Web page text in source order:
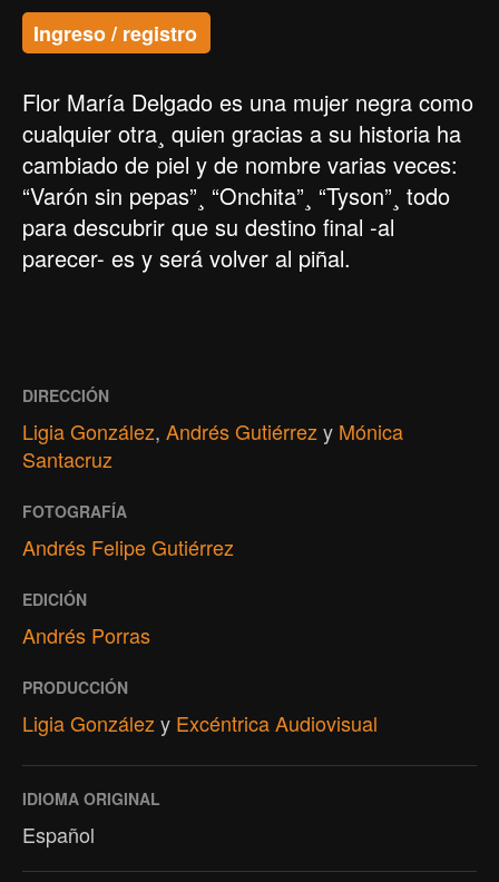
Ingreso / registro
Flor María Delgado es una mujer negra como
cualquier otra¸ quien gracias a su historia ha
cambiado de piel y de nombre varias veces:
“Varón sin pepas”¸ “Onchita”¸ “Tyson”¸ todo
para descubrir que su destino final -al
parecer- es y será volver al piñal.
DIRECCIÓN
Ligia González, Andrés Gutiérrez y Mónica
Santacruz
FOTOGRAFÍA
Andrés Felipe Gutiérrez
EDICIÓN
Andrés Porras
PRODUCCIÓN
Ligia González y Excéntrica Audiovisual
IDIOMA ORIGINAL
Español